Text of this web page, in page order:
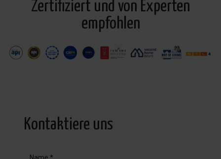
Zertifiziert und von Experten
empfohlen
Kontaktiere uns